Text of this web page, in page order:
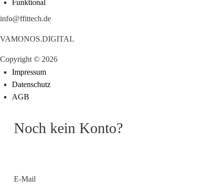
Funktional
info@ffittech.de
VAMONOS.DIGITAL
Copyright © 2026
Impressum
Datenschutz
AGB
Noch kein Konto?
E-Mail